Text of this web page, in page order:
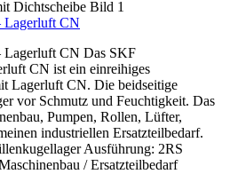
Lagerluft CN
Lagerluft CN Das SKF
CN ist ein einreihiges
Lagerluft CN. Die beidseitige
vor Schmutz und Feuchtigkeit. Das
Pumpen, Rollen, Lüfter,
industriellen Ersatzteilbedarf.
Ausführung: 2RS
/ Ersatzteilbedarf